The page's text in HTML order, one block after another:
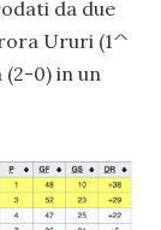
da due
Ururi (1^
(2-0) in un